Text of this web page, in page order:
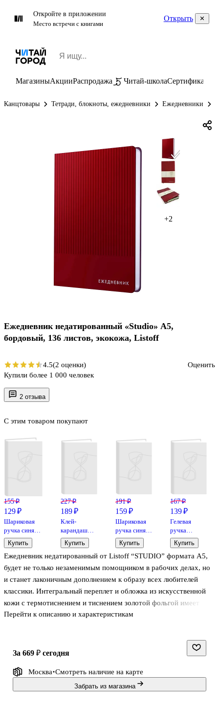
Откройте в приложении
Место встречи с книгами
Открыть
МагазиныАкцииРаспродажа Читай-школаСертификаты
Канцтовары Тетради, блокноты, ежедневники Ежедневники
+2
2 отзыва
Ежедневник недатированный от Listoff “STUDIO” формата А5,
будет не только незаменимым помощником в рабочих делах, но
и станет лаконичным дополнением к образу всех любителей
классики. Интегральный переплет и обложка из искусственной
кожи с термотиснением и тиснением золотой фольгой имеет
скругленные уголки. Внутри недатированный внутренний блок
найти нужный разворот с записями.
Перейти к описанию и характеристикам
С этим товаром покупают
155 ₽
129 ₽
Шариковая
ручка синяя
0,5 мм, MC
Gold,
MunHwa
Купить
227 ₽
189 ₽
Клей-
карандаш
«Extra»,
Erich Krause,
15 г
Купить
191 ₽
159 ₽
Шариковая
ручка синяя
0,7 мм, BPS-
GP-F L, Pilot
Купить
167 ₽
139 ₽
Гелевая
ручка
красная 0,7
мм, Crown
Купить
Ежедневник недатированный «Studio» А5,
бордовый, 136 листов, экокожа, Listoff
4.5(2 оценки)
Оценить
Купили более 1 000 человек
за 669 ₽ сегодня
Москва Смотреть наличие на карте
Забрать из магазина